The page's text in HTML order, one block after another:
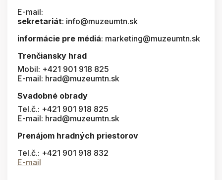
E-mail:
sekretariát: info@muzeumtn.sk
informácie pre médiá: marketing@muzeumtn.sk
Trenčiansky hrad
Mobil: +421 901 918 825
E-mail: hrad@muzeumtn.sk
Svadobné obrady
Tel.č.: +421 901 918 825
E-mail: hrad@muzeumtn.sk
Prenájom hradných priestorov
Tel.č.: +421 901 918 832
E-mail